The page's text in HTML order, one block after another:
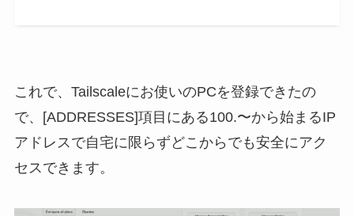
これで、Tailscaleにお使いのPCを登録できたの
で、[ADDRESSES]項目にある100.〜から始まるIP
アドレスで自宅に限らずどこからでも安全にアク
セスできます。